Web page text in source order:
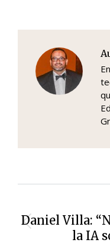
de
entradas
Daniel Villa:
la IA